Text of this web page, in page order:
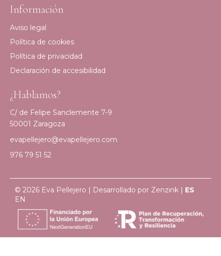
Información
Aviso legal
Política de cookies
Política de privacidad
Declaración de accesibilidad
¿Hablamos?
C/ de Felipe Sanclemente 7-9
50001 Zaragoza
evapellejero@evapellejero.com
976 79 51 52
© 2026 Eva Pellejero | Desarrollado por Zenzink | ES
EN